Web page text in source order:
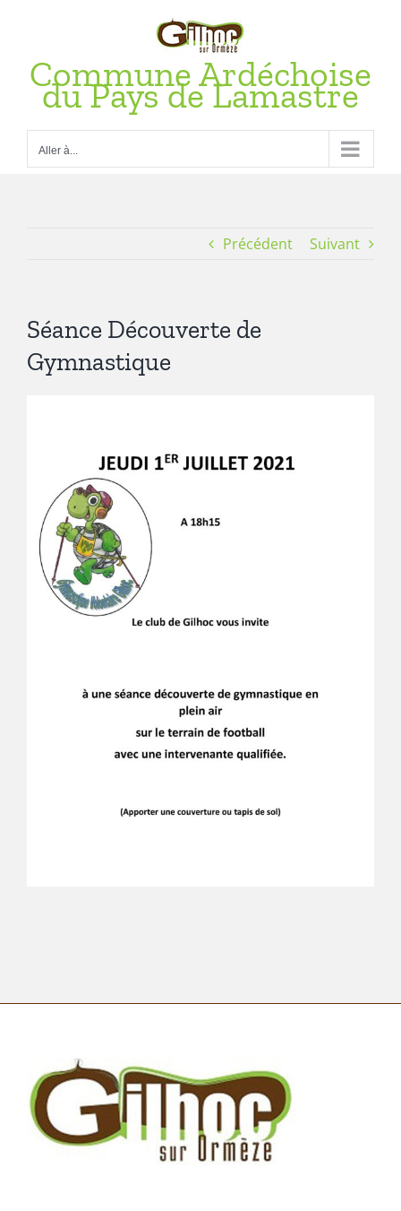
contenuCommune Ardéchoise
du Pays de Lamastre
Aller à...
Précédent Suivant
Séance Découverte de
Gymnastique